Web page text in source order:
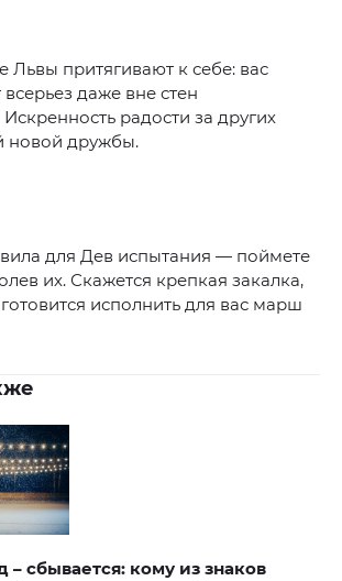
Львы притягивают к себе: вас
даже вне стен
радости за других
новой дружбы.
для Дев испытания — поймете
их. Скажется крепкая закалка,
исполнить для вас марш
сбывается: кому из знаков